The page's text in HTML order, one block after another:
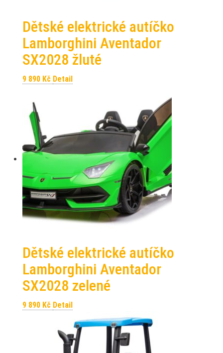
Dětské elektrické autíčko
Lamborghini Aventador
SX2028 žluté
9 890 Kč Detail
Dětské elektrické autíčko
Lamborghini Aventador
SX2028 zelené
9 890 Kč Detail